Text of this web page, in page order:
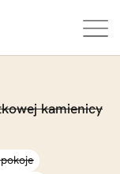
kamienicy